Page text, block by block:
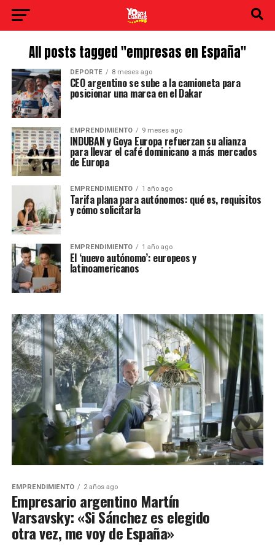
All posts tagged "empresas en España"
DEPORTE 8 meses ago
CEO argentino se sube a la camioneta para
posicionar una marca en el Dakar
EMPRENDIMIENTO 9 meses ago
INDUBAN y Goya Europa refuerzan su alianza
para llevar el café dominicano a más mercados
de Europa
EMPRENDIMIENTO 1 año ago
Tarifa plana para autónomos: qué es, requisitos
y cómo solicitarla
EMPRENDIMIENTO 1 año ago
El ‘nuevo autónomo’: europeos y
latinoamericanos
EMPRENDIMIENTO 2 años ago
Empresario argentino Martín
Varsavsky: «Si Sánchez es elegido
otra vez, me voy de España»